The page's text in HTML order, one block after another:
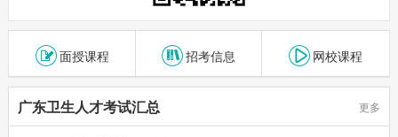
面授课程 招考信息 网校课程
广东卫生人才考试汇总 更多